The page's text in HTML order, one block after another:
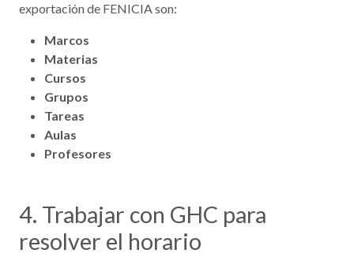
exportación de FENICIA son:
Marcos
Materias
Cursos
Grupos
Tareas
Aulas
Profesores
4. Trabajar con GHC para
resolver el horario